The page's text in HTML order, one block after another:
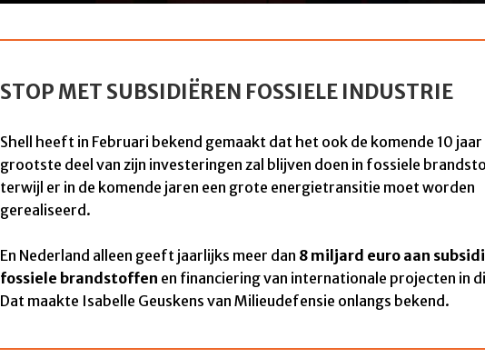
STOP MET SUBSIDIËREN FOSSIELE INDUSTRIE
Shell heeft in Februari bekend gemaakt dat het ook de komende 10
grootste deel van zijn investeringen zal blijven doen in fossiele
terwijl er in de komende jaren een grote energietransitie moet worden
gerealiseerd.
En Nederland alleen geeft jaarlijks meer dan 8 miljard euro aan
fossiele brandstoffen en financiering van internationale projecten in
Dat maakte Isabelle Geuskens van Milieudefensie onlangs bekend.